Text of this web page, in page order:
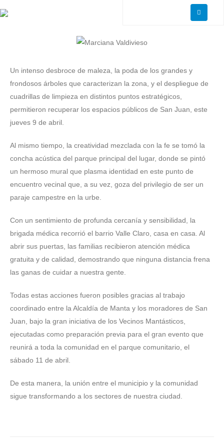
Un intenso desbroce de maleza, la poda de los grandes y
frondosos árboles que caracterizan la zona, y el despliegue de
cuadrillas de limpieza en distintos puntos estratégicos,
permitieron recuperar los espacios públicos de San Juan, este
jueves 9 de abril.
Al mismo tiempo, la creatividad mezclada con la fe se tomó la
concha acústica del parque principal del lugar, donde se pintó
un hermoso mural que plasma identidad en este punto de
encuentro vecinal que, a su vez, goza del privilegio de ser un
paraje campestre en la urbe.
Con un sentimiento de profunda cercanía y sensibilidad, la
brigada médica recorrió el barrio Valle Claro, casa en casa. Al
abrir sus puertas, las familias recibieron atención médica
gratuita y de calidad, demostrando que ninguna distancia frena
las ganas de cuidar a nuestra gente.
Todas estas acciones fueron posibles gracias al trabajo
coordinado entre la Alcaldía de Manta y los moradores de San
Juan, bajo la gran iniciativa de los Vecinos Mantásticos,
ejecutadas como preparación previa para el gran evento que
reunirá a toda la comunidad en el parque comunitario, el
sábado 11 de abril.
De esta manera, la unión entre el municipio y la comunidad
sigue transformando a los sectores de nuestra ciudad.